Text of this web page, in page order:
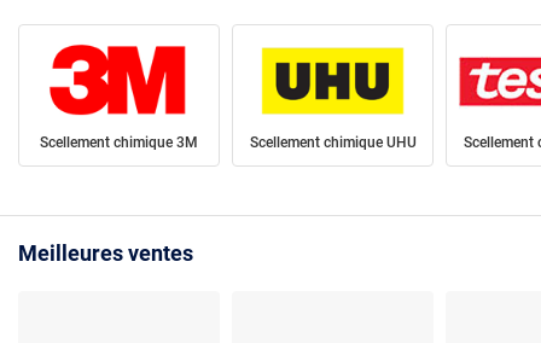
Scellement chimique 3M Scellement chimique UHU Scellement
Meilleures ventes